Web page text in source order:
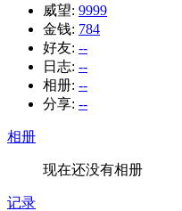
威望: 9999
金钱: 784
好友: --
日志: --
相册: --
分享: --
相册
现在还没有相册
记录